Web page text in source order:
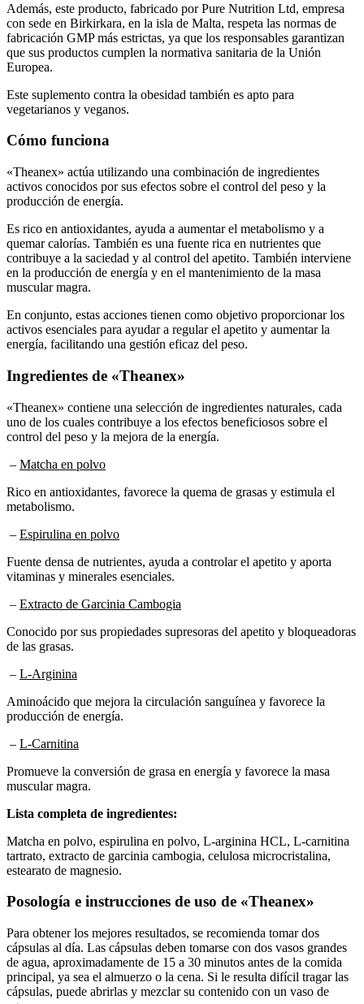
Además, este producto, fabricado por Pure Nutrition Ltd, empresa
con sede en Birkirkara, en la isla de Malta, respeta las normas de
fabricación GMP más estrictas, ya que los responsables garantizan
que sus productos cumplen la normativa sanitaria de la Unión
Europea.
Este suplemento contra la obesidad también es apto para
vegetarianos y veganos.
Cómo funciona
«Theanex» actúa utilizando una combinación de ingredientes
activos conocidos por sus efectos sobre el control del peso y la
producción de energía.
Es rico en antioxidantes, ayuda a aumentar el metabolismo y a
quemar calorías. También es una fuente rica en nutrientes que
contribuye a la saciedad y al control del apetito. También interviene
en la producción de energía y en el mantenimiento de la masa
muscular magra.
En conjunto, estas acciones tienen como objetivo proporcionar los
activos esenciales para ayudar a regular el apetito y aumentar la
energía, facilitando una gestión eficaz del peso.
Ingredientes de «Theanex»
«Theanex» contiene una selección de ingredientes naturales, cada
uno de los cuales contribuye a los efectos beneficiosos sobre el
control del peso y la mejora de la energía.
– Matcha en polvo
Rico en antioxidantes, favorece la quema de grasas y estimula el
metabolismo.
– Espirulina en polvo
Fuente densa de nutrientes, ayuda a controlar el apetito y aporta
vitaminas y minerales esenciales.
– Extracto de Garcinia Cambogia
Conocido por sus propiedades supresoras del apetito y bloqueadoras
de las grasas.
– L-Arginina
Aminoácido que mejora la circulación sanguínea y favorece la
producción de energía.
– L-Carnitina
Promueve la conversión de grasa en energía y favorece la masa
muscular magra.
Lista completa de ingredientes:
Matcha en polvo, espirulina en polvo, L-arginina HCL, L-carnitina
tartrato, extracto de garcinia cambogia, celulosa microcristalina,
estearato de magnesio.
Posología e instrucciones de uso de «Theanex»
Para obtener los mejores resultados, se recomienda tomar dos
cápsulas al día. Las cápsulas deben tomarse con dos vasos grandes
de agua, aproximadamente de 15 a 30 minutos antes de la comida
principal, ya sea el almuerzo o la cena. Si le resulta difícil tragar las
cápsulas, puede abrirlas y mezclar su contenido con un vaso de